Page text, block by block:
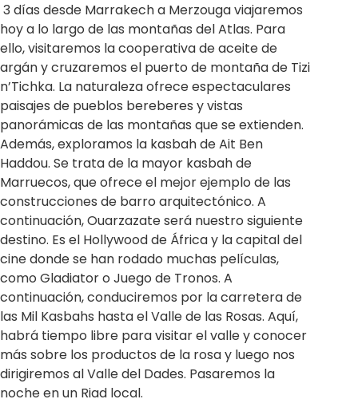
3 días desde Marrakech a Merzouga viajaremos
hoy a lo largo de las montañas del Atlas. Para
ello, visitaremos la cooperativa de aceite de
argán y cruzaremos el puerto de montaña de Tizi
n’Tichka. La naturaleza ofrece espectaculares
paisajes de pueblos bereberes y vistas
panorámicas de las montañas que se extienden.
Además, exploramos la kasbah de Ait Ben
Haddou. Se trata de la mayor kasbah de
Marruecos, que ofrece el mejor ejemplo de las
construcciones de barro arquitectónico. A
continuación, Ouarzazate será nuestro siguiente
destino. Es el Hollywood de África y la capital del
cine donde se han rodado muchas películas,
como Gladiator o Juego de Tronos. A
continuación, conduciremos por la carretera de
las Mil Kasbahs hasta el Valle de las Rosas. Aquí,
habrá tiempo libre para visitar el valle y conocer
más sobre los productos de la rosa y luego nos
dirigiremos al Valle del Dades. Pasaremos la
noche en un Riad local.